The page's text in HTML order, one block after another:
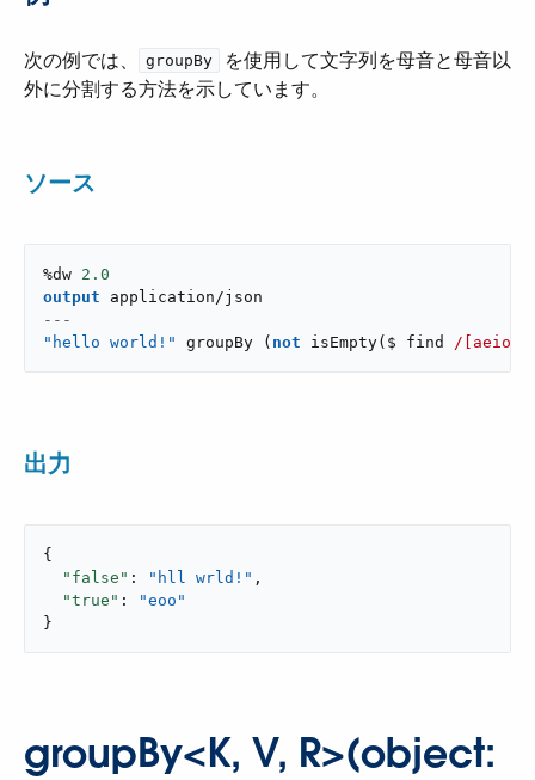
次の例では、​ groupBy
​ を使用して文字列を母音と母音以
外に分割する方法を示しています。
ソース
%dw 2.0
output
application/json
---
"hello world!"
groupBy ( not isEmpty( $ find /
出力
{
"false" : "hll wrld!" ,
"true" :
"eoo"
}
groupBy<K, V, R>(object: